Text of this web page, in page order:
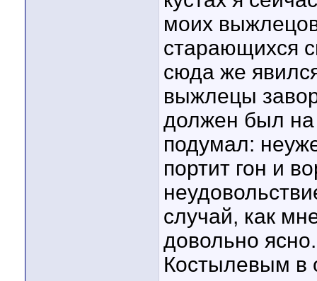
моих
старающихся
сюда же
выжлецы
должен был на
подумал:
портит гон и
случай, как
довольно
Костылевым в